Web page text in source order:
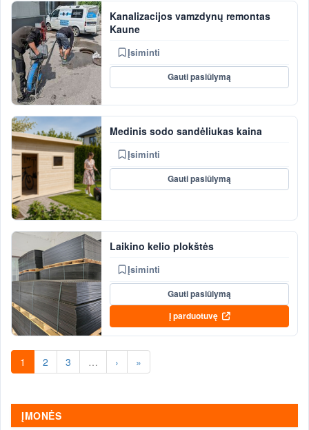
Kanalizacijos vamzdynų remontas
Kaune
Įsiminti
Gauti pasiūlymą
Medinis sodo sandėliukas kaina
Įsiminti
Gauti pasiūlymą
Laikino kelio plokštės
Įsiminti
Gauti pasiūlymą
Į parduotuvę
1 2 3 … › »
ĮMONĖS